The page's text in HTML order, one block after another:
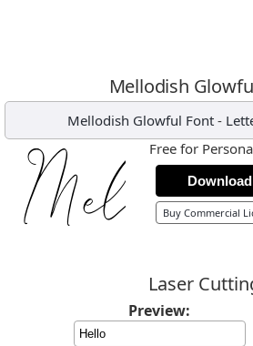
Mellodish
Mellodish Glowful Font-
Free for
Download
Buy Commercial
Laser
Preview: